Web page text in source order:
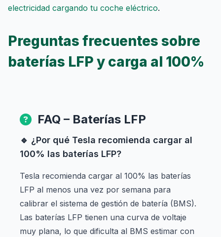
electricidad cargando tu coche eléctrico.
Preguntas frecuentes sobre
baterías LFP y carga al 100%
FAQ – Baterías LFP
🔹 ¿Por qué Tesla recomienda cargar al
100% las baterías LFP?
Tesla recomienda cargar al 100% las baterías
LFP al menos una vez por semana para
calibrar el sistema de gestión de batería (BMS).
Las baterías LFP tienen una curva de voltaje
muy plana, lo que dificulta al BMS estimar con